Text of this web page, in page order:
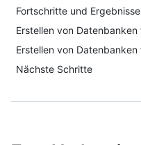
Fortschritte und Ergebnisse
Erstellen von
Erstellen von
Nächste Schritte